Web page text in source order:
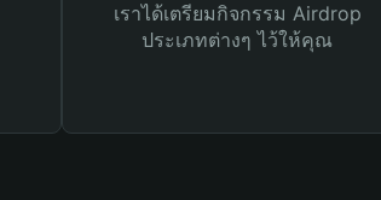
เราได้เตรียมกิจกรรม Airdrop
ประเภทต่างๆ ไว้ให้คุณ